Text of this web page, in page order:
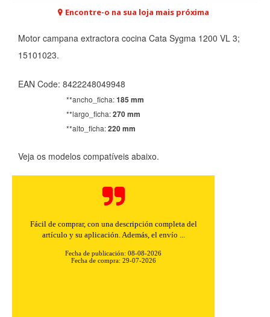
Encontre-o na sua loja mais próxima
Motor campana extractora cocina Cata Sygma 1200 VL 3;
15101023.
EAN Code: 8422248049948
**ancho_ficha:185 mm
**largo_ficha:270 mm
**alto_ficha:220 mm
Veja os modelos compatíveis abaixo.
Fácil de comprar, con una descripción completa del
artículo y su aplicación. Además, el envío ...
Fecha de publicación: 08-08-2026
Fecha de compra: 29-07-2026